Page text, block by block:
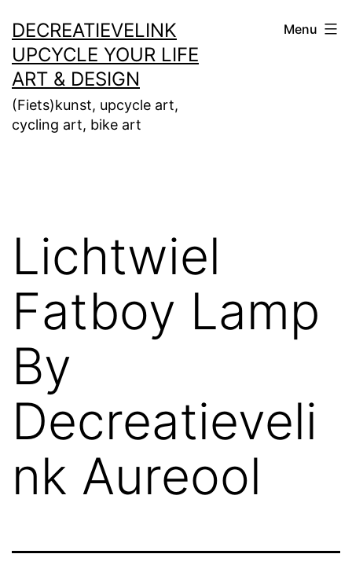
naar
de
inhoud
DECREATIEVELINK
UPCYCLE YOUR LIFE
ART & DESIGN
(Fiets)kunst, upcycle art,
cycling art, bike art
Menu
Lichtwiel
Fatboy Lamp
By
Decreatieveli
nk Aureool